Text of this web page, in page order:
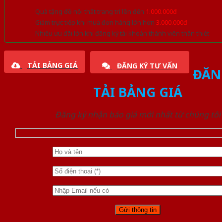
Quà tặng đồ nội thất trang trí lên đến 1.000.000đ
Giảm trực tiếp khi mua đơn hàng lớn hơn 3.000.000đ
Nhiều ưu đãi lớn khi đăng ký tài khoản thành viên thân thiết
TẢI BẢNG GIÁ ĐĂNG KÝ TƯ VẤN
TẢI BẢNG GIÁ
Đăng ký nhận báo giá mới nhất từ chúng tôi